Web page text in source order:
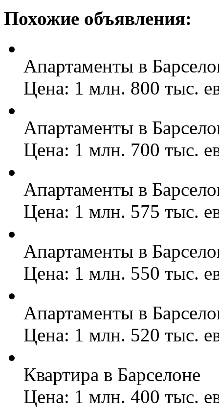
Похожие объявления:
Апартаменты в
Цена: 1 млн. 800 тыс.
Апартаменты в
Цена: 1 млн. 700 тыс.
Апартаменты в
Цена: 1 млн. 575 тыс.
Апартаменты в
Цена: 1 млн. 550 тыс.
Апартаменты в
Цена: 1 млн. 520 тыс.
Квартира в Барселоне
Цена: 1 млн. 400 тыс.